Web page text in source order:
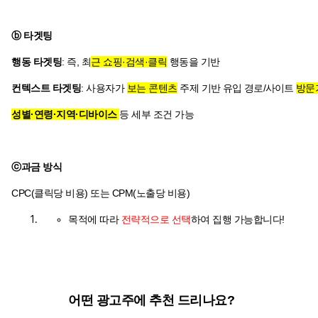
ⓑ 타겟팅
행동 타겟팅: 즉, 최근 쇼핑·검색·클릭 행동을 기반
컨텍스트 타겟팅: 사용자가 보는 콘텐츠 주제 기반 유입 경로/사이트 방문
성별·연령·지역·디바이스 등 세부 조건 가능
ⓒ과금 방식
CPC(클릭당 비용) 또는 CPM(노출당 비용)
목적에 따라 전략적으로 선택하여 집행 가능합니다!
어떤 광고주에 추천 드리나요?